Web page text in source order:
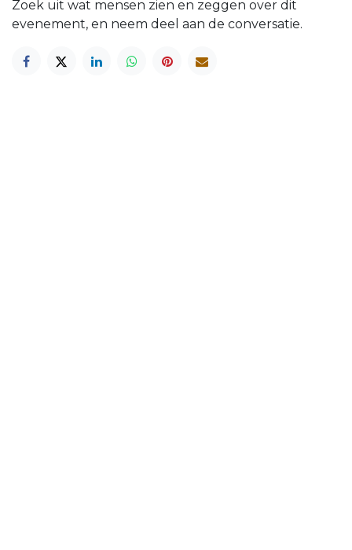
Zoek uit wat mensen zien en zeggen over dit
evenement, en neem deel aan de conversatie.